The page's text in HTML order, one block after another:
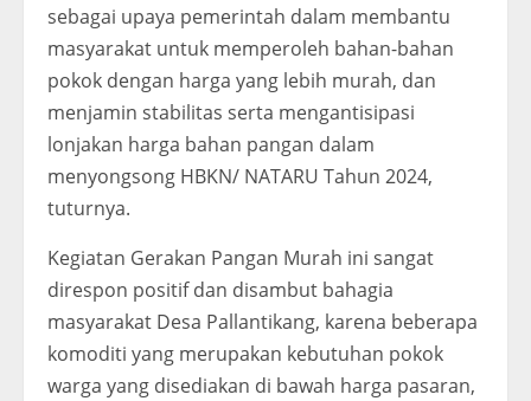
sebagai upaya pemerintah dalam membantu
masyarakat untuk memperoleh bahan-bahan
pokok dengan harga yang lebih murah, dan
menjamin stabilitas serta mengantisipasi
lonjakan harga bahan pangan dalam
menyongsong HBKN/ NATARU Tahun 2024,
tuturnya.
Kegiatan Gerakan Pangan Murah ini sangat
direspon positif dan disambut bahagia
masyarakat Desa Pallantikang, karena beberapa
komoditi yang merupakan kebutuhan pokok
warga yang disediakan di bawah harga pasaran,